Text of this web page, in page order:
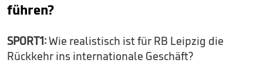
führen?
SPORT1:Wie realistisch ist für RB Leipzig die
Rückkehr ins internationale Geschäft?